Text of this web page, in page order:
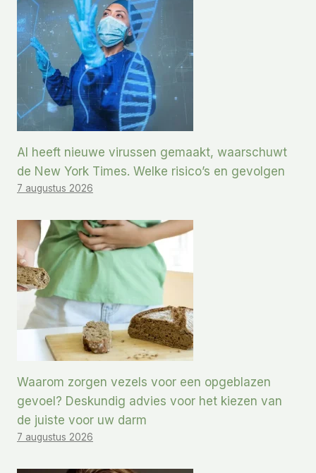
AI heeft nieuwe virussen gemaakt, waarschuwt
de New York Times. Welke risico’s en gevolgen
7 augustus 2026
Waarom zorgen vezels voor een opgeblazen
gevoel? Deskundig advies voor het kiezen van
de juiste voor uw darm
7 augustus 2026